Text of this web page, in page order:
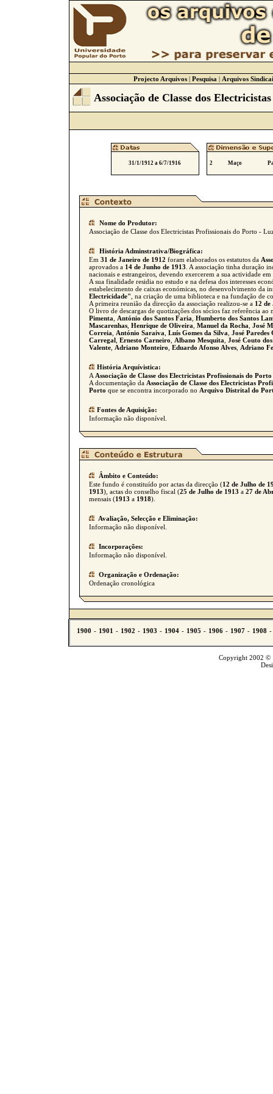
Projecto Arquivos| Pesquisa | Arquivos
Associação de Classe dos
31/1/1912 a 6/7/1916 2 Maço
Nome do Produtor:
Associação de Classe dos Electricistas Profissionais do Porto -
História Adminstrativa/Biográfica:
Em 31 de Janeiro de 1912 foram elaborados os estatutos da
aprovados a 14 de Junho de 1913 . A associação tinha duração
nacionais e estrangeiros, devendo exercerem a sua actividade
A sua finalidade residia no estudo e na defesa dos interesses
estabelecimento de caixas económicas, no desenvolvimento
Electricidade" , na criação de uma biblioteca e na fundação de
A primeira reunião da direcção da associação realizou-se a 12 de
O livro de descargas de quotizações dos sócios faz referência
Pimenta
António dos Santos Faria Humberto dos Santos
Mascarenhas Henrique de Oliveira Manuel da Rocha José
Correia
António Saraiva Luís Gomes da Silva José
Carregal Ernesto Carneiro Albano Mesquita José Couto
Valente Adriano Monteiro Eduardo Afonso Alves Adriano
História Arquívistica:
A Associação de Classe dos Electricistas Profissionais do
A documentação da Associação de Classe dos Electricistas
Porto que se encontra incorporado no Arquivo Distrital do
Fontes de Aquisição:
Informação não disponível.
Âmbito e Conteúdo:
Este fundo é constituído por actas da direcção (12 de Julho de
1913), actas do conselho fiscal (25 de Julho de 1913 a 27 de
mensais (1913 a 1918).
Avaliação, Selecção e Eliminação:
Informação não disponível.
Incorporações:
Informação não disponível.
Organização e Ordenação:
Ordenação cronológica
Copyright 2002 ©